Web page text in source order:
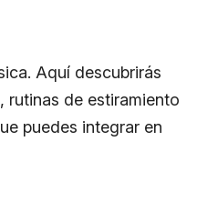
Aquí descubrirás
rutinas de estiramiento
puedes integrar en